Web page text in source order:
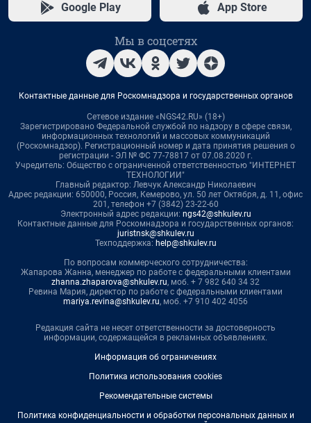
Google Play App Store
Мы в соцсетях
Контактные данные для Роскомнадзора и государственных органов
Сетевое издание «NGS42.RU» (18+)
Зарегистрировано Федеральной службой по надзору в сфере связи,
информационных технологий и массовых коммуникаций
(Роскомнадзор). Регистрационный номер и дата принятия решения о
регистрации - ЭЛ № ФС 77-78817 от 07.08.2020 г.
Учредитель: Общество с ограниченной ответственностью "ИНТЕРНЕТ
ТЕХНОЛОГИИ"
Главный редактор: Левчук Александр Николаевич
Адрес редакции: 650000, Россия, Кемерово, ул. 50 лет Октября, д. 11, офис
201, телефон +7 (3842) 23-22-60
Электронный адрес редакции: ngs42@shkulev.ru
Контактные данные для Роскомнадзора и государственных органов:
juristnsk@shkulev.ru
Техподдержка: help@shkulev.ru
По вопросам коммерческого сотрудничества:
Жапарова Жанна, менеджер по работе с федеральными клиентами
zhanna.zhaparova@shkulev.ru, моб. + 7 982 640 34 32
Ревина Мария, директор по работе с федеральными клиентами
mariya.revina@shkulev.ru, моб. +7 910 402 4056
Редакция сайта не несет ответственности за достоверность
информации, содержащейся в рекламных объявлениях.
Информация об ограничениях
Политика использования cookies
Рекомендательные системы
Политика конфиденциальности и обработки персональных данных и